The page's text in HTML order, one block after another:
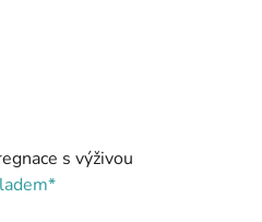
s výživou